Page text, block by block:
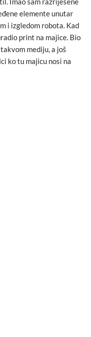
elemente unutar
i izgledom robota. Kad
print na majice. Bio
mediju, a još
ko tu majicu nosi na